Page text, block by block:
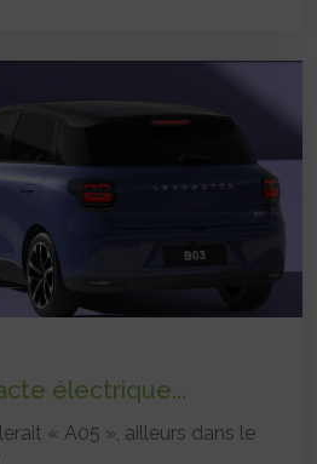
électrique...
« A05 », ailleurs dans le